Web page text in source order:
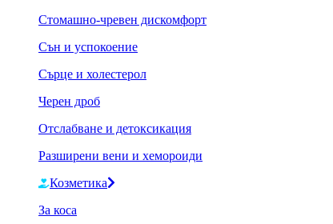
Стомашно-чревен дискомфорт
Сън и успокоение
Сърце и холестерол
Черен дроб
Отслабване и детоксикация
Разширени вени и хемороиди
Козметика
За коса